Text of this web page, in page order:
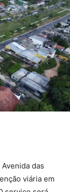
das
viária em